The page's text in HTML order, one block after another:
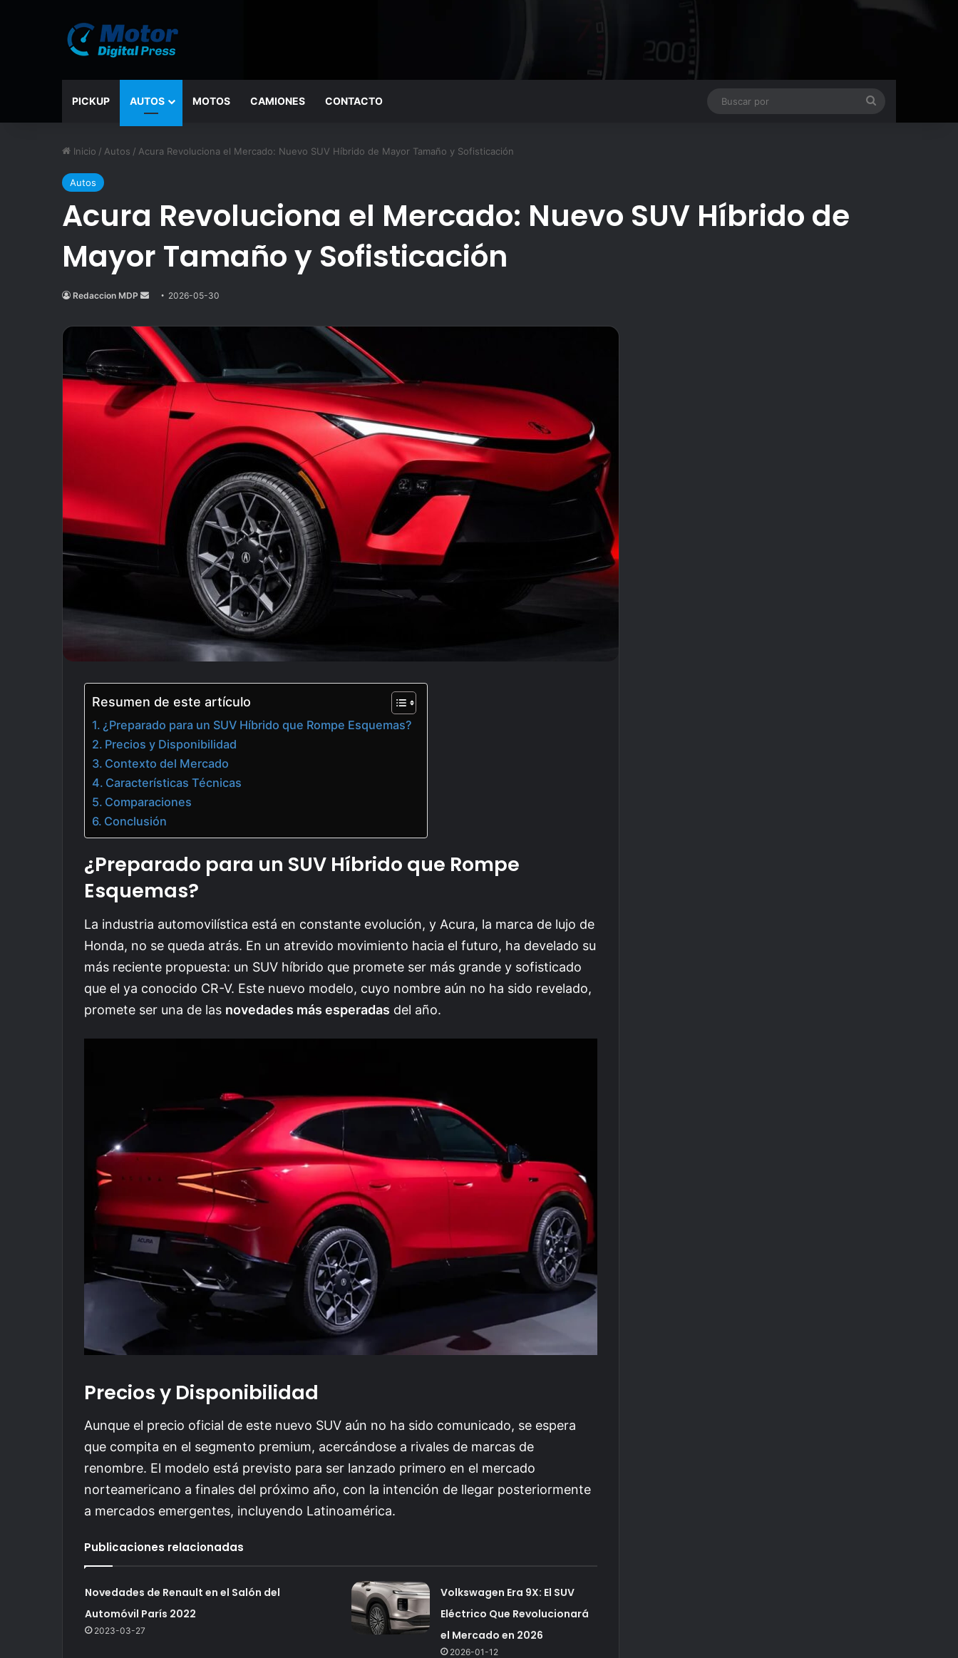
PICKUP AUTOS MOTOS CAMIONES CONTACTO
Inicio / Autos / Acura Revoluciona el Mercado: Nuevo SUV Híbrido de Mayor Tamaño y Sofisticación
Autos
Acura Revoluciona el Mercado: Nuevo SUV Híbrido de
Mayor Tamaño y Sofisticación
Redaccion MDP
Send
email
2026-05-30
Resumen de este artículo
¿Preparado para un SUV Híbrido que Rompe Esquemas?
Precios y Disponibilidad
Contexto del Mercado
Características Técnicas
Comparaciones
Conclusión
¿Preparado para un SUV Híbrido que Rompe
Esquemas?
La industria automovilística está en constante evolución, y Acura, la marca de lujo de
Honda, no se queda atrás. En un atrevido movimiento hacia el futuro, ha develado su
más reciente propuesta: un SUV híbrido que promete ser más grande y sofisticado
que el ya conocido CR-V. Este nuevo modelo, cuyo nombre aún no ha sido revelado,
promete ser una de las novedades más esperadas del año.
Precios y Disponibilidad
Aunque el precio oficial de este nuevo SUV aún no ha sido comunicado, se espera
que compita en el segmento premium, acercándose a rivales de marcas de
renombre. El modelo está previsto para ser lanzado primero en el mercado
norteamericano a finales del próximo año, con la intención de llegar posteriormente
a mercados emergentes, incluyendo Latinoamérica.
Publicaciones relacionadas
Novedades de Renault en el Salón del
Automóvil París 2022
2023-03-27
Volkswagen Era 9X: El SUV
Eléctrico Que Revolucionará
el Mercado en 2026
2026-01-12